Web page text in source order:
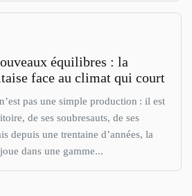
équilibres : la
face au climat qui court
pas une simple production : il est
de ses soubresauts, de ses
depuis une trentaine d’années, la
dans une gamme...